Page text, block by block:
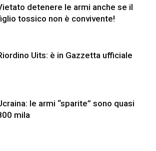
detenere le armi anche se il
tossico non è convivente!
Uits: è in Gazzetta ufficiale
le armi “sparite” sono quasi
mila